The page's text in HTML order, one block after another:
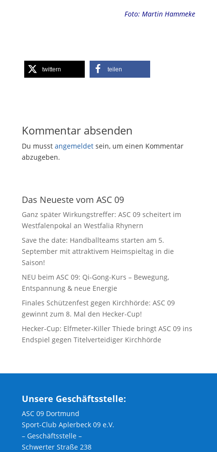
Foto: Martin Hammeke
twittern teilen
Kommentar absenden
Du musst angemeldetsein, um einen Kommentar
abzugeben.
Das Neueste vom ASC 09
Ganz später Wirkungstreffer: ASC 09 scheitert im
Westfalenpokal an Westfalia Rhynern
Save the date: Handballteams starten am 5.
September mit attraktivem Heimspieltag in die
Saison!
NEU beim ASC 09: Qi-Gong-Kurs – Bewegung,
Entspannung & neue Energie
Finales Schützenfest gegen Kirchhörde: ASC 09
gewinnt zum 8. Mal den Hecker-Cup!
Hecker-Cup: Elfmeter-Killer Thiede bringt ASC 09 ins
Endspiel gegen Titelverteidiger Kirchhörde
Unsere Geschäftsstelle:
ASC 09 Dortmund
Sport-Club Aplerbeck 09 e.V.
– Geschäftsstelle –
Schwerter Straße 238